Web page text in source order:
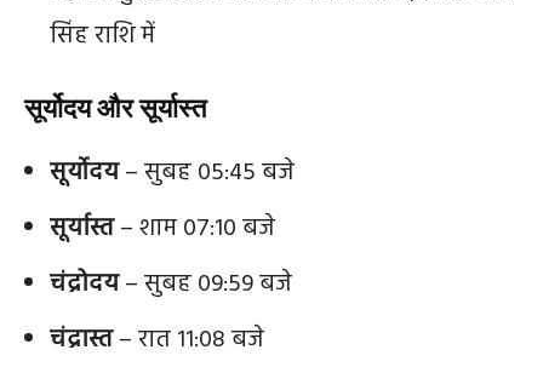
सिंह राशि में
सूर्योदय और सूर्यास्त
सूर्योदय– सुबह 05:45 बजे
सूर्यास्त– शाम 07:10 बजे
चंद्रोदय– सुबह 09:59 बजे
चंद्रास्त– रात 11:08 बजे